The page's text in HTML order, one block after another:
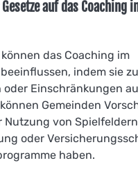
auf das Coaching
können das Coaching im
indem sie
Einschränkungen
Gemeinden
von
oder
haben.